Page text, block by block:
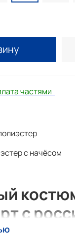
частями
с начёсом
с